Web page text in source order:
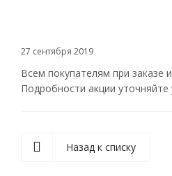
27 сентября 2019
Всем покупателям при заказе
Подробности акции
Назад к списку